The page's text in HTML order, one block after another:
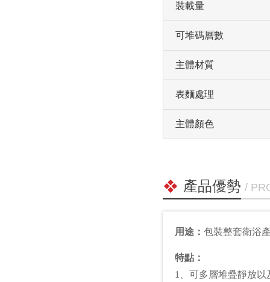
裝載量
可堆碼層數
主體材質
表麵處理
主體顏色
產品優勢 /
用途： 包裝整套衛浴
特點：
1、可多層堆疊靜放